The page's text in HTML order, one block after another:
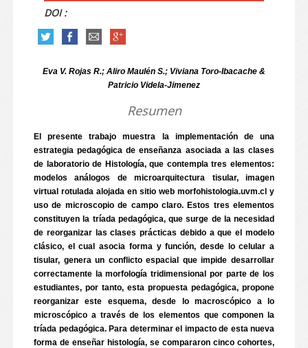
DOI :
Eva V. Rojas R.; Aliro Maulén S.; Viviana Toro-Ibacache &
Patricio Videla-Jimenez
Resumen
El presente trabajo muestra la implementación de una
estrategia pedagógica de enseñanza asociada a las clases
de laboratorio de Histología, que contempla tres elementos:
modelos análogos de microarquitectura tisular, imagen
virtual rotulada alojada en sitio web morfohistologia.uvm.cl y
uso de microscopio de campo claro. Estos tres elementos
constituyen la tríada pedagógica, que surge de la necesidad
de reorganizar las clases prácticas debido a que el modelo
clásico, el cual asocia forma y función, desde lo celular a
tisular, genera un conflicto espacial que impide desarrollar
correctamente la morfología tridimensional por parte de los
estudiantes, por tanto, esta propuesta pedagógica, propone
reorganizar este esquema, desde lo macroscópico a lo
microscópico a través de los elementos que componen la
tríada pedagógica. Para determinar el impacto de esta nueva
forma de enseñar histología, se compararon cinco cohortes,